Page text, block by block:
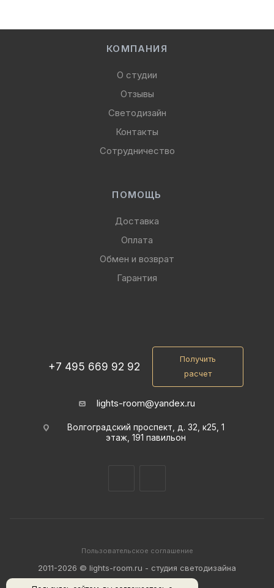
КОМПАНИЯ
О студии
Отзывы
Светодизайн
Контакты
Сотрудничество
ПОМОЩЬ
Доставка
Оплата
Обмен и возврат
Гарантия
+7 495 669 92 92
Получить
расчет
lights-room@yandex.ru
Волгоградский проспект, д. 32, к25, 1
этаж, 191 павильон
Пользовательское соглашение
2011-2026 © lights-room.ru - студия светодизайна